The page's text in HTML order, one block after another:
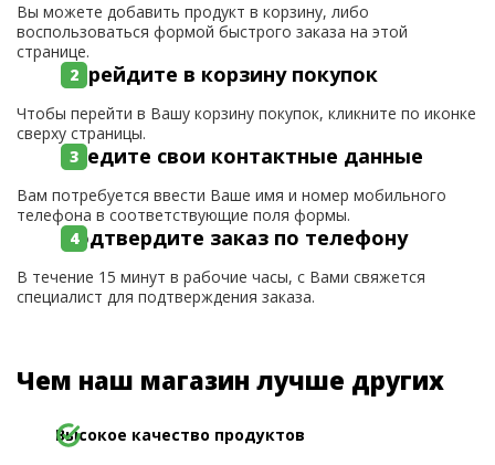
Вы можете добавить продукт в корзину, либо
воспользоваться формой быстрого заказа на этой
странице.
Перейдите в корзину покупок
Чтобы перейти в Вашу корзину покупок, кликните по иконке
сверху страницы.
Введите свои контактные данные
Вам потребуется ввести Ваше имя и номер мобильного
телефона в соответствующие поля формы.
Подтвердите заказ по телефону
В течение 15 минут в рабочие часы, с Вами свяжется
специалист для подтверждения заказа.
Чем наш магазин лучше других
Высокое качество продуктов